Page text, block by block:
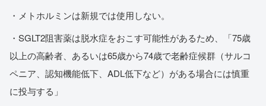
・メトホルミンは新規では使用しない。
・SGLT2阻害薬は脱水症をおこす可能性があるため、「75歳
以上の高齢者、あるいは65歳から74歳で老齢症候群（サルコ
ペニア、認知機能低下、ADL低下など）がある場合には慎重
に投与する」